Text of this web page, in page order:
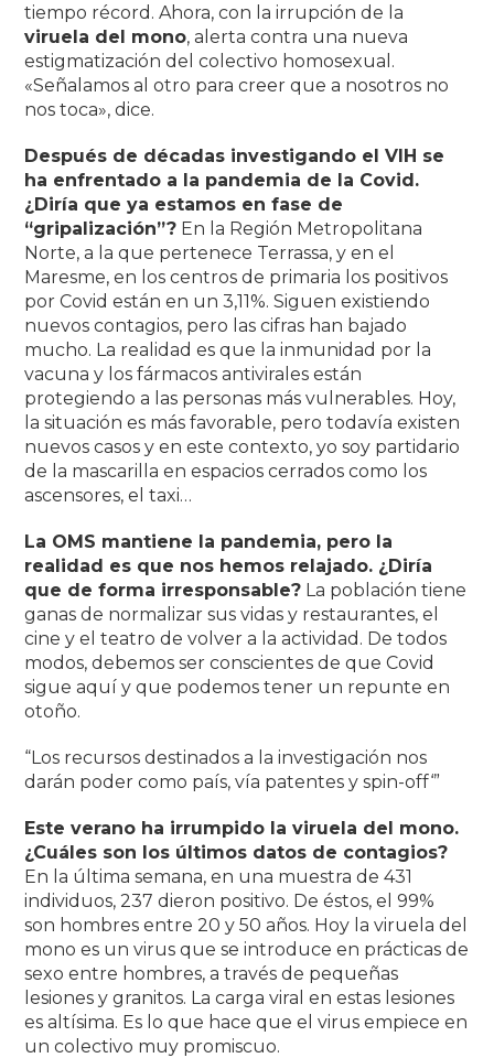
tiempo récord. Ahora, con la irrupción de la
viruela del mono, alerta contra una nueva
estigmatización del colectivo homosexual.
«Señalamos al otro para creer que a nosotros no
nos toca», dice.
Después de décadas investigando el VIH se
ha enfrentado a la pandemia de la Covid.
¿Diría que ya estamos en fase de
“gripalización”? En la Región Metropolitana
Norte, a la que pertenece Terrassa, y en el
Maresme, en los centros de primaria los positivos
por Covid están en un 3,11%. Siguen existiendo
nuevos contagios, pero las cifras han bajado
mucho. La realidad es que la inmunidad por la
vacuna y los fármacos antivirales están
protegiendo a las personas más vulnerables. Hoy,
la situación es más favorable, pero todavía existen
nuevos casos y en este contexto, yo soy partidario
de la mascarilla en espacios cerrados como los
ascensores, el taxi…
La OMS mantiene la pandemia, pero la
realidad es que nos hemos relajado. ¿Diría
que de forma irresponsable? La población tiene
ganas de normalizar sus vidas y restaurantes, el
cine y el teatro de volver a la actividad. De todos
modos, debemos ser conscientes de que Covid
sigue aquí y que podemos tener un repunte en
otoño.
“Los recursos destinados a la investigación nos
darán poder como país, vía patentes y spin-off‘”
Este verano ha irrumpido la viruela del mono.
¿Cuáles son los últimos datos de contagios?
En la última semana, en una muestra de 431
individuos, 237 dieron positivo. De éstos, el 99%
son hombres entre 20 y 50 años. Hoy la viruela del
mono es un virus que se introduce en prácticas de
sexo entre hombres, a través de pequeñas
lesiones y granitos. La carga viral en estas lesiones
es altísima. Es lo que hace que el virus empiece en
un colectivo muy promiscuo.